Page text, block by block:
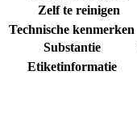
Zelf te reinigen
Technische kenmerken
Substantie
Etiketinformatie